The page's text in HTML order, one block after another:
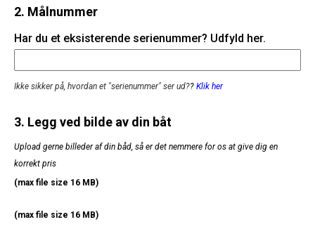
2. Målnummer
Har du et eksisterende serienummer? Udfyld her.
Ikke sikker på, hvordan et "serienummer" ser ud?? Klik her
3. Legg ved bilde av din båt
Upload gerne billeder af din båd, så er det nemmere for os at give dig en
korrekt pris
(max file size 16 MB)
(max file size 16 MB)